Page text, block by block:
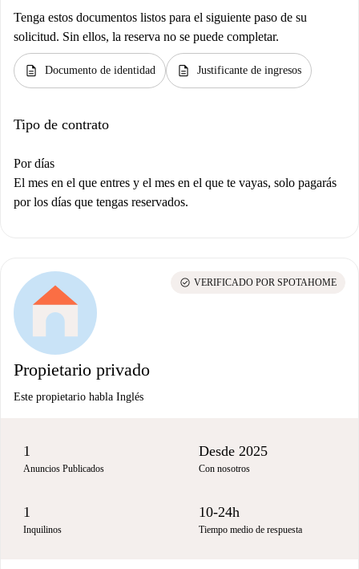
Tenga estos documentos listos para el siguiente paso de su
solicitud. Sin ellos, la reserva no se puede completar.
description Documento de identidad description Justificante de ingresos
Tipo de contrato
Por días
El mes en el que entres y el mes en el que te vayas, solo pagarás
por los días que tengas reservados.
Propietario privado
Este propietario habla Inglés
check_circle VERIFICADO POR SPOTAHOME
1
Anuncios Publicados
Desde 2025
Con nosotros
1
Inquilinos
10-24h
Tiempo medio de respuesta